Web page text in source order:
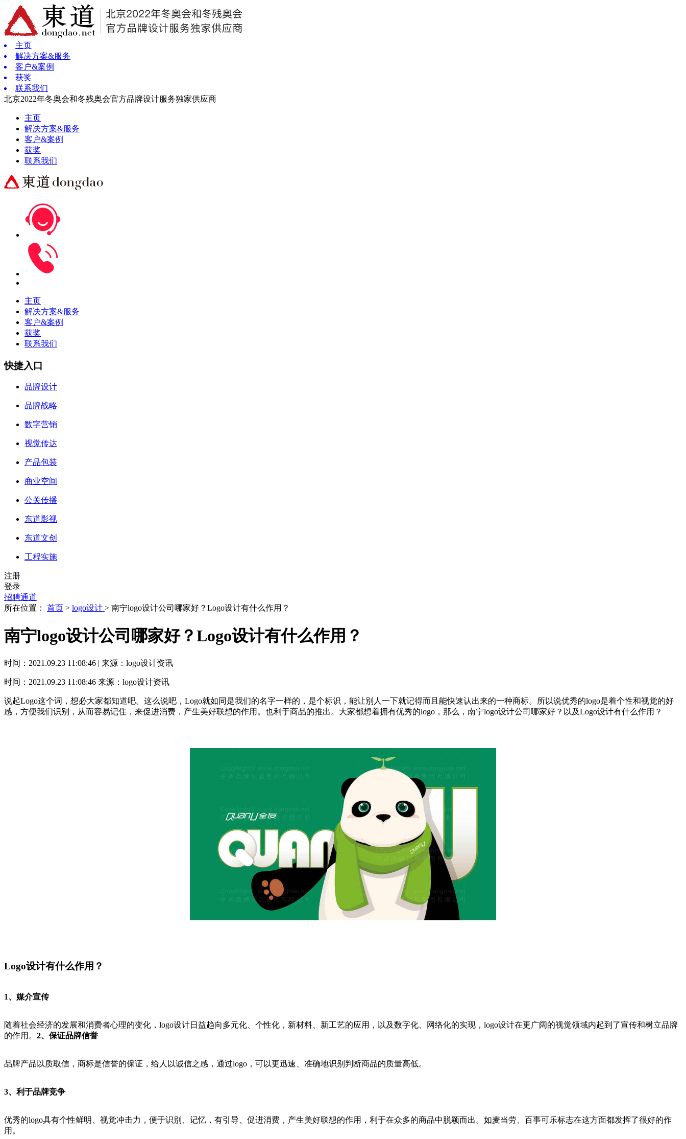
主页
解决方案&服务
客户&案例
获奖
联系我们
北京2022年冬奥会和冬残奥会官方品牌设计服务独家供应商
主页
解决方案&服务
客户&案例
获奖
联系我们
主页
解决方案&服务
客户&案例
获奖
联系我们
快捷入口
品牌设计
品牌战略
数字营销
视觉传达
产品包装
商业空间
公关传播
东道影视
东道文创
工程实施
注册
登录
招聘通道
所在位置： 首页 > logo设计 > 南宁logo设计公司哪家好？Logo设计有什么作用？
南宁logo设计公司哪家好？Logo设计有什么作用？
时间：2021.09.23 11:08:46 | 来源：logo设计资讯
时间：2021.09.23 11:08:46 来源：logo设计资讯
说起Logo这个词，想必大家都知道吧。这么说吧，Logo就如同是我们的名字一样的，是个标识，能让别人一下就记得而且能快速认出来的一种商标。所以说优秀的logo是着个性和视觉的好
感，方便我们识别，从而容易记住，来促进消费，产生美好联想的作用。也利于商品的推出。大家都想着拥有优秀的logo，那么，南宁logo设计公司哪家好？以及Logo设计有什么作用？
Logo设计有什么作用？
1、媒介宣传
随着社会经济的发展和消费者心理的变化，logo设计日益趋向多元化、个性化，新材料、新工艺的应用，以及数字化、网络化的实现，logo设计在更广阔的视觉领域内起到了宣传和树立品牌
的作用。 2、保证品牌信誉
品牌产品以质取信，商标是信誉的保证，给人以诚信之感，通过logo，可以更迅速、准确地识别判断商品的质量高低。
3、利于品牌竞争
优秀的logo具有个性鲜明、视觉冲击力，便于识别、记忆，有引导、促进消费，产生美好联想的作用，利于在众多的商品中脱颖而出。如麦当劳、百事可乐标志在这方面都发挥了很好的作
用。